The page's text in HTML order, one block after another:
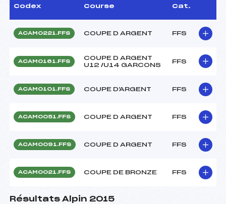
Codex Course Cat.
ACAM0221.FFS COUPE D ARGENT FFS
ACAM0161.FFS
COUPE D ARGENT
U12 /U14 GARCONS
FFS
ACAM0101.FFS COUPE D'ARGENT FFS
ACAM0051.FFS COUPE D ARGENT FFS
ACAM0091.FFS COUPE D ARGENT FFS
ACAM0021.FFS COUPE DE BRONZE FFS
Résultats Alpin 2015